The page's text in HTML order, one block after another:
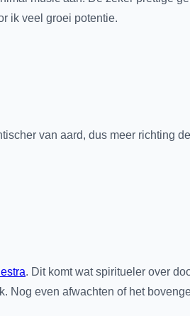
ik veel groei potentie.
van aard, dus meer richting
. Dit komt wat spiritueler over
Nog even afwachten of het